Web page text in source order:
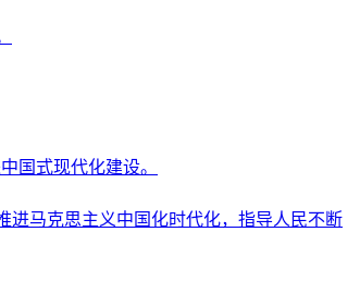
国式现代化建设。
进马克思主义中国化时代化，指导人民不断